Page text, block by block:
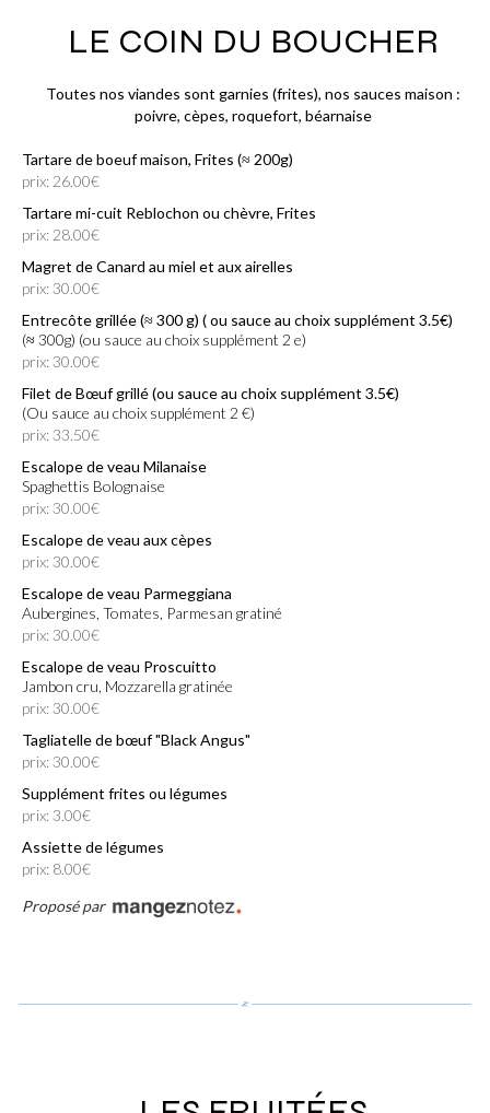
LE COIN DU BOUCHER
Toutes nos viandes sont garnies (frites), nos sauces maison :
poivre, cèpes, roquefort, béarnaise
Tartare de boeuf maison, Frites (≈ 200g)
prix: 26.00€
Tartare mi-cuit Reblochon ou chèvre, Frites
prix: 28.00€
Magret de Canard au miel et aux airelles
prix: 30.00€
Entrecôte grillée (≈ 300 g) ( ou sauce au choix supplément 3.5€)
(≈ 300g) (ou sauce au choix supplément 2 e)
prix: 30.00€
Filet de Bœuf grillé (ou sauce au choix supplément 3.5€)
(ou sauce au choix supplément 2 €)
prix: 33.50€
Escalope de veau Milanaise
Spaghettis Bolognaise
prix: 30.00€
Escalope de veau aux cèpes
prix: 30.00€
Escalope de veau Parmeggiana
Aubergines, Tomates, Parmesan gratiné
prix: 30.00€
Escalope de veau Proscuitto
Jambon cru, Mozzarella gratinée
prix: 30.00€
Tagliatelle de bœuf "Black Angus"
prix: 30.00€
Supplément frites ou légumes
prix: 3.00€
Assiette de légumes
prix: 8.00€
Proposé par